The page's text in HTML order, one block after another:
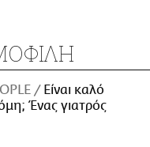
Είναι καλό
Ένας γιατρός